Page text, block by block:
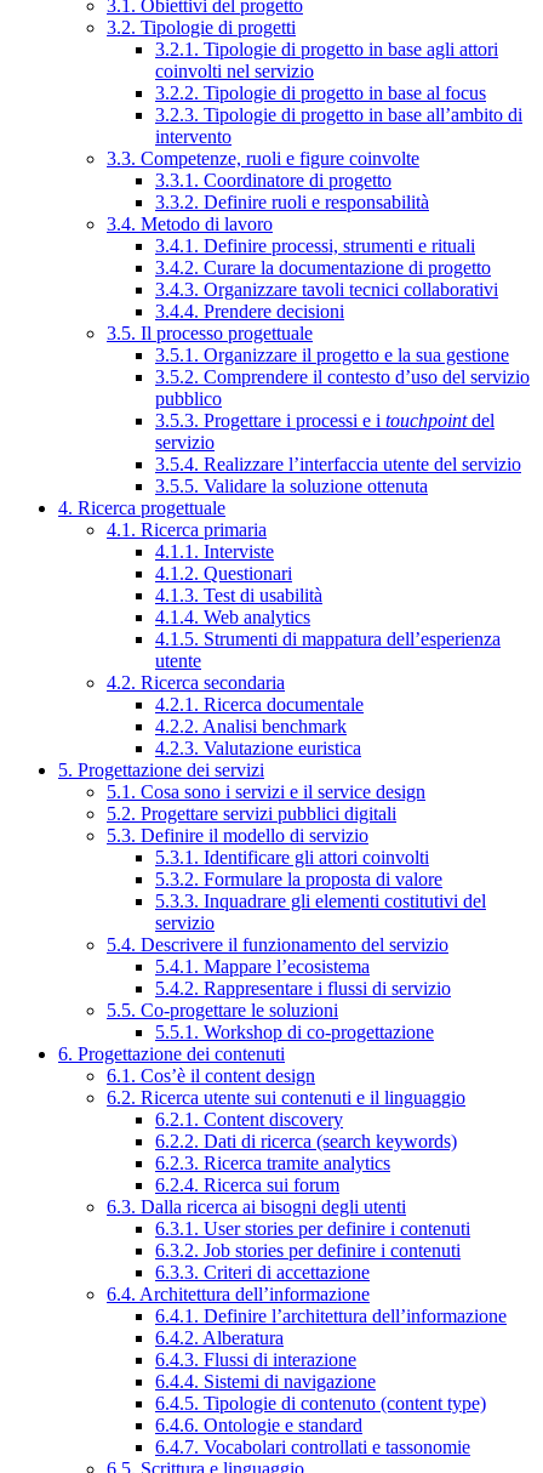
3.1. Obiettivi del progetto
3.2. Tipologie di progetti
3.2.1. Tipologie di progetto in base agli attori
coinvolti nel servizio
3.2.2. Tipologie di progetto in base al focus
3.2.3. Tipologie di progetto in base all’ambito di
intervento
3.3. Competenze, ruoli e figure coinvolte
3.3.1. Coordinatore di progetto
3.3.2. Definire ruoli e responsabilità
3.4. Metodo di lavoro
3.4.1. Definire processi, strumenti e rituali
3.4.2. Curare la documentazione di progetto
3.4.3. Organizzare tavoli tecnici collaborativi
3.4.4. Prendere decisioni
3.5. Il processo progettuale
3.5.1. Organizzare il progetto e la sua gestione
3.5.2. Comprendere il contesto d’uso del servizio
pubblico
3.5.3. Progettare i processi e i touchpointdel
servizio
3.5.4. Realizzare l’interfaccia utente del servizio
3.5.5. Validare la soluzione ottenuta
4. Ricerca progettuale
4.1. Ricerca primaria
4.1.1. Interviste
4.1.2. Questionari
4.1.3. Test di usabilità
4.1.4. Web analytics
4.1.5. Strumenti di mappatura dell’esperienza
utente
4.2. Ricerca secondaria
4.2.1. Ricerca documentale
4.2.2. Analisi benchmark
4.2.3. Valutazione euristica
5. Progettazione dei servizi
5.1. Cosa sono i servizi e il service design
5.2. Progettare servizi pubblici digitali
5.3. Definire il modello di servizio
5.3.1. Identificare gli attori coinvolti
5.3.2. Formulare la proposta di valore
5.3.3. Inquadrare gli elementi costitutivi del
servizio
5.4. Descrivere il funzionamento del servizio
5.4.1. Mappare l’ecosistema
5.4.2. Rappresentare i flussi di servizio
5.5. Co-progettare le soluzioni
5.5.1. Workshop di co-progettazione
6. Progettazione dei contenuti
6.1. Cos’è il content design
6.2. Ricerca utente sui contenuti e il linguaggio
6.2.1. Content discovery
6.2.2. Dati di ricerca (search keywords)
6.2.3. Ricerca tramite analytics
6.2.4. Ricerca sui forum
6.3. Dalla ricerca ai bisogni degli utenti
6.3.1. User stories per definire i contenuti
6.3.2. Job stories per definire i contenuti
6.3.3. Criteri di accettazione
6.4. Architettura dell’informazione
6.4.1. Definire l’architettura dell’informazione
6.4.2. Alberatura
6.4.3. Flussi di interazione
6.4.4. Sistemi di navigazione
6.4.5. Tipologie di contenuto (content type)
6.4.6. Ontologie e standard
6.4.7. Vocabolari controllati e tassonomie
6.5. Scrittura e linguaggio